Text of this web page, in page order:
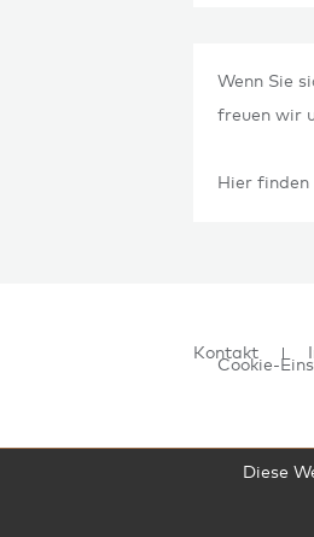
Diese
Wenn Sie
freuen wir
Hier finden
Kontakt
Cookie-